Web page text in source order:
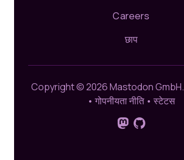
Careers
छाप
Copyright © 2026 Mastodon GmbH.
• गोपनीयता नीति• स्टेटस